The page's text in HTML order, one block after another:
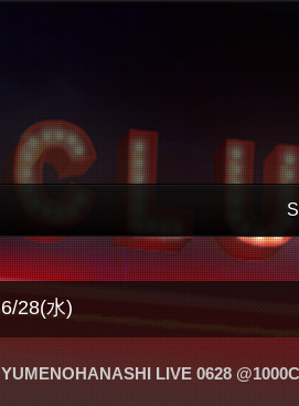
6/28(水)
YUMENOHANASHI LIVE 0628